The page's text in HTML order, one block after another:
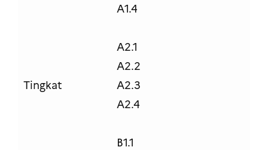
Tingkat
A1.4
A2.1
A2.2
A2.3
A2.4
B1.1